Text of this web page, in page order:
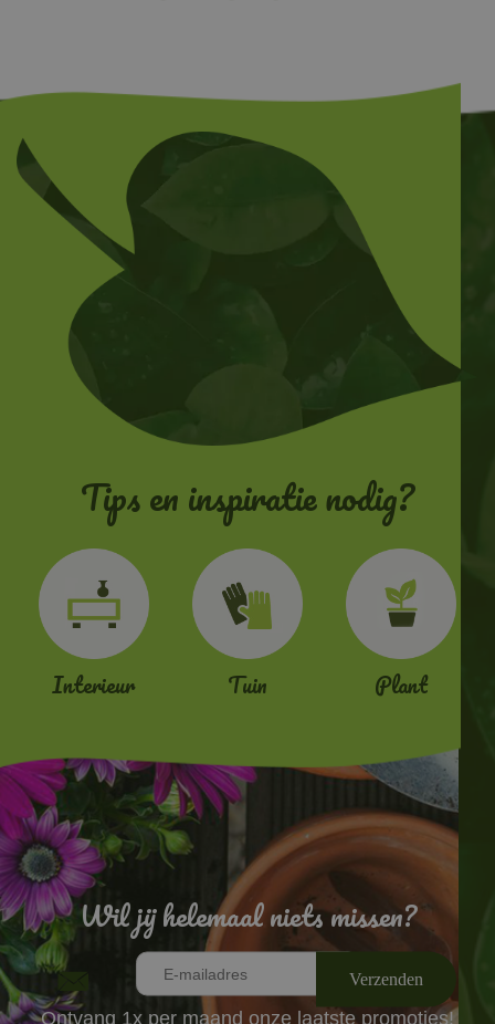
Tips en inspiratie nodig?
Interieur Tuin Plant
Wil jij helemaal niets missen?
Ontvang 1x per maand onze laatste promoties!